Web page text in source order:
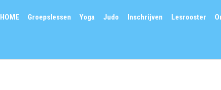
HOME Groepslessen Yoga Judo Inschrijven Lesrooster